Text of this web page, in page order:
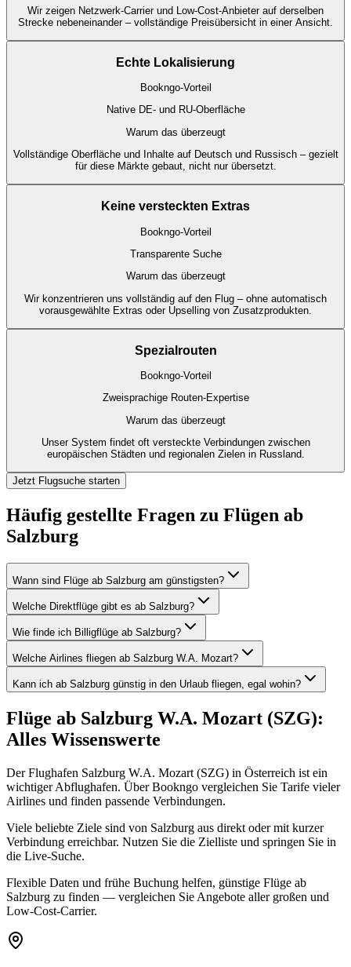
Wir zeigen Netzwerk-Carrier und Low-Cost-Anbieter auf derselben
Strecke nebeneinander – vollständige Preisübersicht in einer Ansicht.
Echte Lokalisierung
Bookngo-Vorteil
Native DE- und RU-Oberfläche
Warum das überzeugt
Vollständige Oberfläche und Inhalte auf Deutsch und Russisch – gezielt
für diese Märkte gebaut, nicht nur übersetzt.
Keine versteckten Extras
Bookngo-Vorteil
Transparente Suche
Warum das überzeugt
Wir konzentrieren uns vollständig auf den Flug – ohne automatisch
vorausgewählte Extras oder Upselling von Zusatzprodukten.
Spezialrouten
Bookngo-Vorteil
Zweisprachige Routen-Expertise
Warum das überzeugt
Unser System findet oft versteckte Verbindungen zwischen
europäischen Städten und regionalen Zielen in Russland.
Jetzt Flugsuche starten
Häufig gestellte Fragen zu Flügen ab
Salzburg
Wann sind Flüge ab Salzburg am günstigsten?
Welche Direktflüge gibt es ab Salzburg?
Wie finde ich Billigflüge ab Salzburg?
Welche Airlines fliegen ab Salzburg W.A. Mozart?
Kann ich ab Salzburg günstig in den Urlaub fliegen, egal wohin?
Flüge ab Salzburg W.A. Mozart (SZG):
Alles Wissenswerte
Der Flughafen Salzburg W.A. Mozart (SZG) in Österreich ist ein
wichtiger Abflughafen. Über Bookngo vergleichen Sie Tarife vieler
Airlines und finden passende Verbindungen.
Viele beliebte Ziele sind von Salzburg aus direkt oder mit kurzer
Verbindung erreichbar. Nutzen Sie die Zielliste und springen Sie in
die Live-Suche.
Flexible Daten und frühe Buchung helfen, günstige Flüge ab
Salzburg zu finden — vergleichen Sie Angebote aller großen und
Low-Cost-Carrier.